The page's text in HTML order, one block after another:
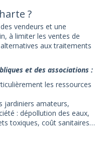
?
vendeurs et une
à limiter les ventes de
aux traitements
et des associations :
les ressources
jardiniers amateurs,
: dépollution des eaux,
toxiques, coût sanitaires…